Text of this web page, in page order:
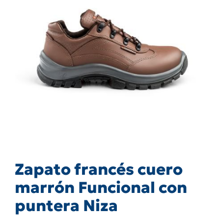
Zapato francés cuero
marrón Funcional con
puntera Niza